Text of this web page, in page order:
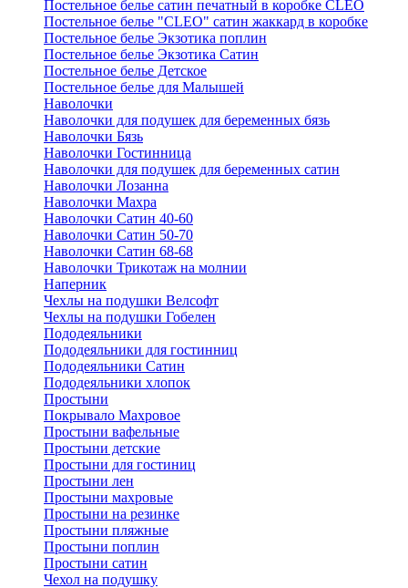
Постельное белье сатин печатный в коробке CLEO
Постельное белье "CLEO" сатин жаккард в коробке
Постельное белье Экзотика поплин
Постельное белье Экзотика Сатин
Постельное белье Детское
Постельное белье для Малышей
Наволочки
Наволочки для подушек для беременных бязь
Наволочки Бязь
Наволочки Гостинница
Наволочки для подушек для беременных сатин
Наволочки Лозанна
Наволочки Махра
Наволочки Сатин 40-60
Наволочки Сатин 50-70
Наволочки Сатин 68-68
Наволочки Трикотаж на молнии
Наперник
Чехлы на подушки Велсофт
Чехлы на подушки Гобелен
Пододеяльники
Пододеяльники для гостинниц
Пододеяльники Сатин
Пододеяльники хлопок
Простыни
Покрывало Махровое
Простыни вафельные
Простыни детские
Простыни для гостиниц
Простыни лен
Простыни махровые
Простыни на резинке
Простыни пляжные
Простыни поплин
Простыни сатин
Чехол на подушку